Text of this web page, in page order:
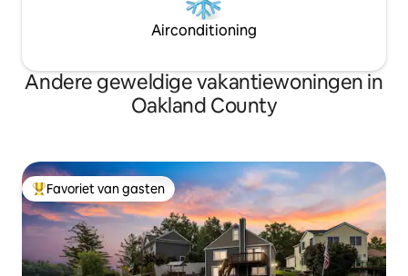
Airconditioning
Andere geweldige vakantiewoningen in
Oakland County
Topfavoriet van gasten
Favoriet van gasten